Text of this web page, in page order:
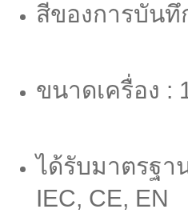
สีของการบันทึ
ขนาดเครื่อง :
ได้รับมาตรฐา
IEC, CE, EN